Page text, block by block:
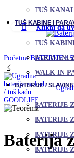
TUŠ
TUŠ KABINE I
TUŠ
PARAVANI
WALK IN
BATERIJE / SLAVINE
BATERIJE
BATERIJE
BATERIJE
BATERIJE
Klikni da
PočetnaBATERIJE /
Baterija